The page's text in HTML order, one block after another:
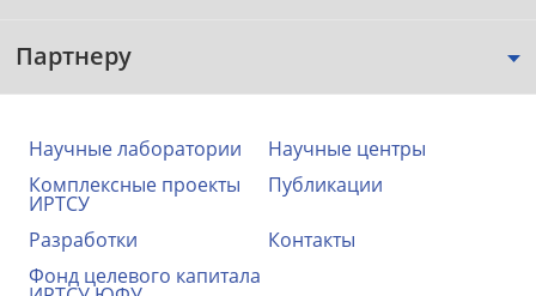
Партнеру
Научные лаборатории
Научные центры
Комплексные проекты
ИРТСУ
Публикации
Разработки
Контакты
Фонд целевого капитала